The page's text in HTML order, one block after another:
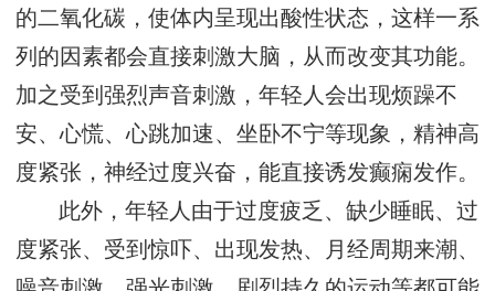
的二氧化碳，使体内呈现出酸性状态，这样一系
列的因素都会直接刺激大脑，从而改变其功能。
加之受到强烈声音刺激，年轻人会出现烦躁不
安、心慌、心跳加速、坐卧不宁等现象，精神高
度紧张，神经过度兴奋，能直接诱发癫痫发作。
此外，年轻人由于过度疲乏、缺少睡眠、过
度紧张、受到惊吓、出现发热、月经周期来潮、